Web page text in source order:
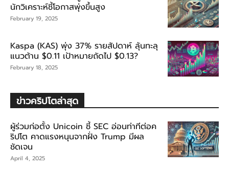
นักวิเคราะห์ชี้โอกาสพุ่งขึ้นสูง
February 19, 2025
Kaspa (KAS) พุ่ง 37% รายสัปดาห์ ลุ้นทะลุ
แนวต้าน $0.11 เป้าหมายถัดไป $0.13?
February 18, 2025
ข่าวคริปโตล่าสุด
ผู้ร่วมก่อตั้ง Unicoin ชี้ SEC อ่อนท่าทีต่อค
ริปโต คาดแรงหนุนจากฝั่ง Trump มีผล
ชัดเจน
April 4, 2025